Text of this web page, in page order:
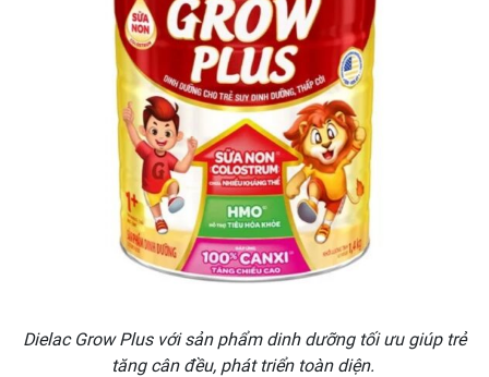
Dielac Grow Plus với sản phẩm dinh dưỡng tối ưu giúp trẻ
tăng cân đều, phát triển toàn diện.